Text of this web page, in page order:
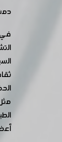
دمشق
في